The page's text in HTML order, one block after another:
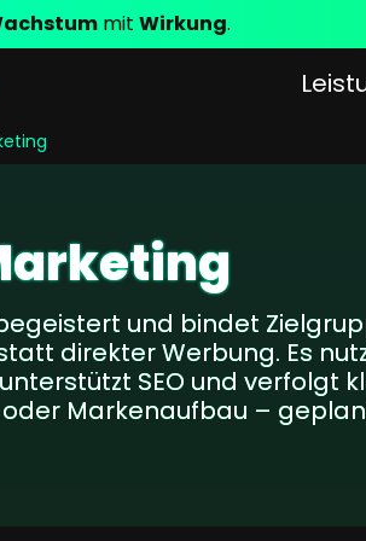
mit Wirkung.
Shopping Service (CSS)
Marketing
Tracking
Marketing
UX/
Unternehmensgrundsätze
Values
und bindet
direkter Werbung. Es
SEO und verfolgt
oder Markenaufbau –